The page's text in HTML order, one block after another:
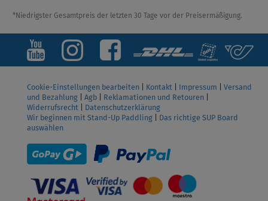
*Niedrigster Gesamtpreis der letzten 30 Tage vor der Preisermäßigung.
Cookie-Einstellungen bearbeiten Kontakt Impressum
Versand
und Bezahlung
Agb Reklamationen und Retouren
Widerrufsrecht
Datenschutzerklärung
Wir beginnen mit Stand-Up Paddling
Das richtige SUP Board
auswählen